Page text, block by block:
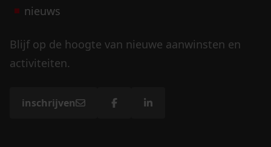
nieuws
Blijf op de hoogte van nieuwe aanwinsten en
activiteiten.
inschrijven